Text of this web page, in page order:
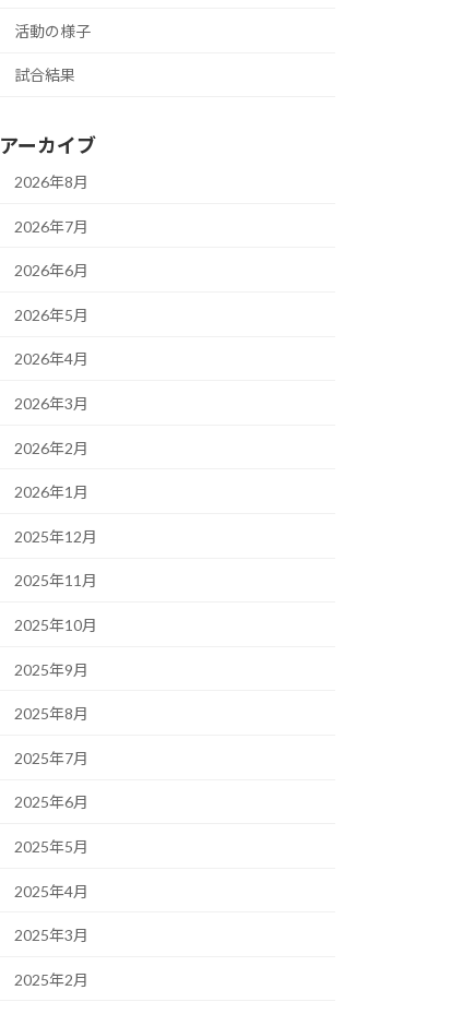
活動の様子
試合結果
アーカイブ
2026年8月
2026年7月
2026年6月
2026年5月
2026年4月
2026年3月
2026年2月
2026年1月
2025年12月
2025年11月
2025年10月
2025年9月
2025年8月
2025年7月
2025年6月
2025年5月
2025年4月
2025年3月
2025年2月